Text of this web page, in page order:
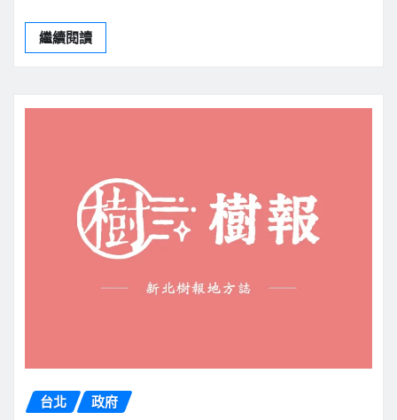
繼續閱讀
台北 政府